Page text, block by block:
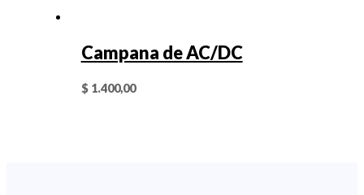
Campana de AC/DC
$1.400,00